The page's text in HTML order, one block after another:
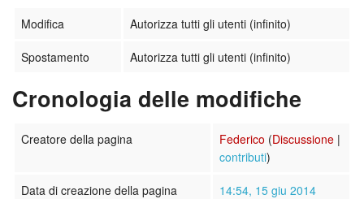
Modifica Autorizza tutti gli utenti (infinito)
Spostamento Autorizza tutti gli utenti (infinito)
Cronologia delle modifiche
Creatore della pagina Federico (Discussione |
contributi)
Data di creazione della pagina 14:54, 15 giu 2014